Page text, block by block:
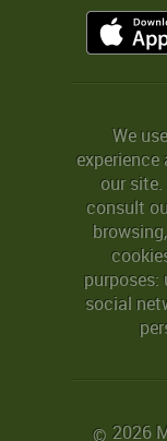
We
our
consult
social
© 2026